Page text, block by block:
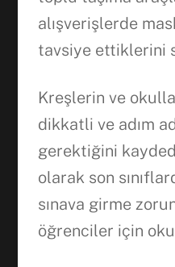
alışverişlerde
tavsiye ettiklerini
Kreşlerin ve
dikkatli ve adım
gerektiğini
olarak son
sınava girme
öğrenciler için